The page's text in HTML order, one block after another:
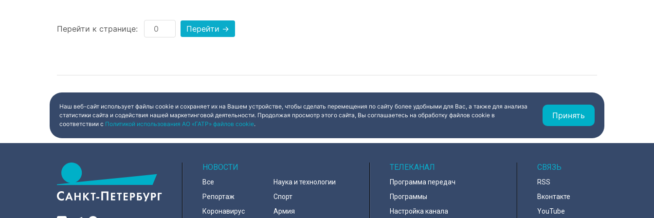
Перейти к странице: Перейти →
Наш веб-сайт использует файлы cookie и сохраняет их на Вашем устройстве, чтобы сделать перемещения по сайту более удобными для Вас, а также для анализа
статистики сайта и содействия нашей маркетинговой деятельности. Продолжая просмотр этого сайта, Вы соглашаетесь на обработку файлов cookie в
соответствии с Политикой использования АО «ГАТР» файлов cookie.
Принять
НОВОСТИ
Все
Репортаж
Коронавирус
Наука и технологии
Спорт
Армия
ТЕЛЕКАНАЛ
Программа передач
Программы
Настройка канала
СВЯЗЬ
RSS
Вконтакте
YouTube